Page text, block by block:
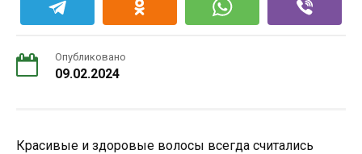
Опубликовано
09.02.2024
Красивые и здоровые волосы всегда считались